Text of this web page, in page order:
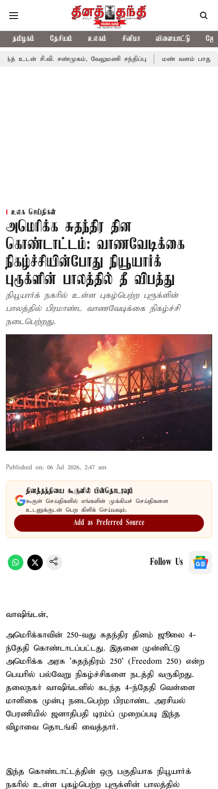
தமிழகம் தேசியம் உலகம் சினிமா விளையாட்டு
சண்முகம், வேலுமணி சந்திப்பு மண் வளம் பாதுகாக்க
உலக செய்திகள்
அமெரிக்க சுதந்திர தின
கொண்டாட்டம்: வாணவேடிக்கை
நிகழ்ச்சியின்போது நியூயார்க்
புரூக்ளின் பாலத்தில் தீ விபத்து
நியூயார்க் நகரில் உள்ள புகழ்பெற்ற புரூக்ளின்
பாலத்தில் பிரமாண்ட வாணவேடிக்கை நிகழ்ச்சி
நடைபெற்றது.
Published on: 06 Jul 2026, 2:47 am
தினத்தந்தியை கூகுளில் பின்தொடரவும்
கூகுள் செய்திகளில் எங்களின் முக்கியச் செய்திகளை
உடனுக்குடன் பெற கிளிக் செய்யவும்.
Add as Preferred Source
Follow Us
வாஷிங்டன்,
அமெரிக்காவின் 250-வது சுதந்திர தினம் ஜூலை 4-
ந்தேதி கொண்டாடப்பட்டது. இதனை முன்னிட்டு
அமெரிக்க அரசு 'சுதந்திரம் 250' (Freedom 250) என்ற
பெயரில் பல்வேறு நிகழ்ச்சிகளை நடத்தி வருகிறது.
தலைநகர் வாஷிங்டனில் கடந்த 4-ந்தேதி வெள்ளை
மாளிகை முன்பு நடைபெற்ற பிரமாண்ட அரசியல்
பேரணியில் ஜனாதிபதி டிரம்ப் முறைப்படி இந்த
விழாவை தொடங்கி வைத்தார்.
இந்த கொண்டாட்டத்தின் ஒரு பகுதியாக நியூயார்க்
நகரில் உள்ள புகழ்பெற்ற புரூக்ளின் பாலத்தில்